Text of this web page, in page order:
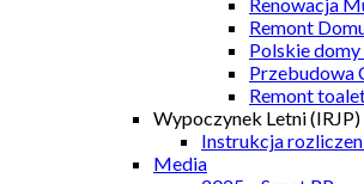
Remont
Polskie
Przebudowa
Remont
Wypoczynek Letni (IRJP)
Instrukcja
Media